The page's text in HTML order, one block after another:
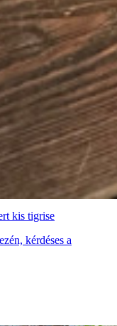
kis tigrise
kérdéses a